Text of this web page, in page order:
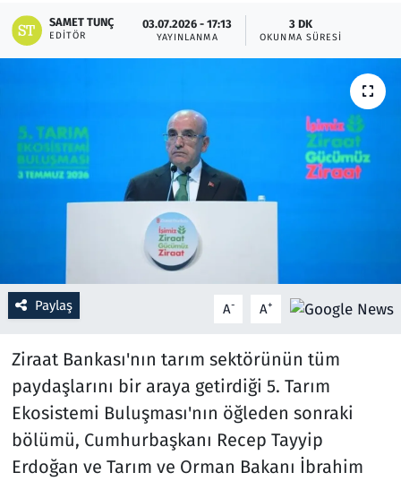
SAMET TUNÇ
EDITÖR
03.07.2026 - 17:13
YAYINLANMA
3 DK
OKUNMA SÜRESI
Paylaş A- A+
Ziraat Bankası'nın tarım sektörünün tüm
paydaşlarını bir araya getirdiği 5. Tarım
Ekosistemi Buluşması'nın öğleden sonraki
bölümü, Cumhurbaşkanı Recep Tayyip
Erdoğan ve Tarım ve Orman Bakanı İbrahim
Oyun
Ramazan
Rüya Tabirleri
Sağlık
Savunma Sanayi
Seçim 2023
Teknoloji ve Bilim
Televizyon